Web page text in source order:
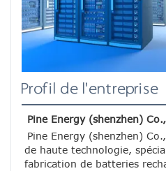
Profil de l'entreprise
Pine Energy (shenzhen)
Pine Energy (shenzhen)
de haute technologie,
fabrication de batteries